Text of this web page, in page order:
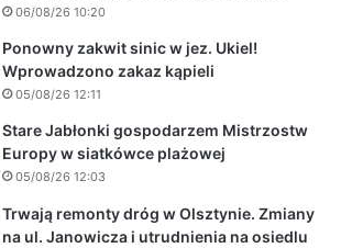
06/08/26 10:20
Ponowny zakwit sinic w jez. Ukiel!
Wprowadzono zakaz kąpieli
05/08/26 12:11
Stare Jabłonki gospodarzem Mistrzostw
Europy w siatkówce plażowej
05/08/26 12:03
Trwają remonty dróg w Olsztynie. Zmiany
na ul. Janowicza i utrudnienia na osiedlu